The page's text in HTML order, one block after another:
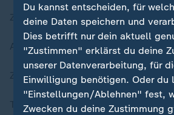
Zuletzt veröffentlicht
Aktuelle Sendungs-Videos
ZDFheute Stories
Themen im Überblick
Du kannst entscheiden, für
deine Daten speichern und
Dies betrifft nur dein aktuell
"Zustimmen" erklärst du deine
unserer Datenverarbeitung, für
Einwilligung benötigen. Oder du
"Einstellungen/Ablehnen" fest,
Zwecken du deine Zustimmung